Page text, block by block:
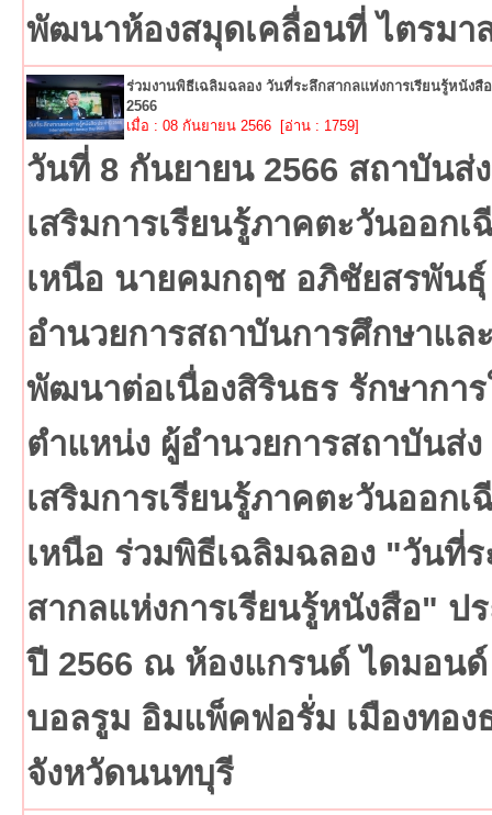
พัฒนาห้องสมุดเคลื่อนที่ ไตรมา
ร่วมงานพิธีเฉลิมฉลอง วันที่ระลึกสากลแห่งการเรียนรู้หนังสื
2566
เมื่อ : 08 กันยายน 2566 [อ่าน : 1759]
วันที่ 8 กันยายน 2566 สถาบันส่ง
เสริมการเรียนรู้ภาคตะวันออกเ
เหนือ นายคมกฤช อภิชัยสรพัน
อำนวยการสถาบันการศึกษาแล
พัฒนาต่อเนื่องสิรินธร รักษากา
ตำแหน่ง ผู้อำนวยการสถาบันส่ง
เสริมการเรียนรู้ภาคตะวันออกเ
เหนือ ร่วมพิธีเฉลิมฉลอง "วันที่
สากลแห่งการเรียนรู้หนังสือ" ป
ปี 2566 ณ ห้องแกรนด์ ไดมอนด์
บอลรูม อิมแพ็คฟอรั่ม เมืองทอง
จังหวัดนนทบุรี